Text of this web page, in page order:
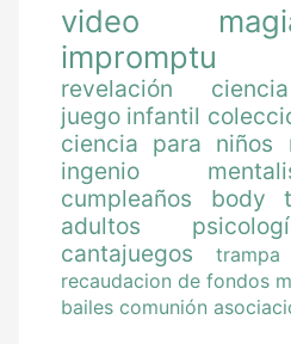
video
impromptu
revelación ciencia
juego infantil
ciencia para niños
ingenio
cumpleaños
body
adultos
cantajuegos
trampa
recaudacion de fondos
bailes comunión